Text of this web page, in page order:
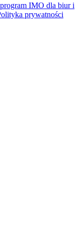
IMO dla biur i
prywatności